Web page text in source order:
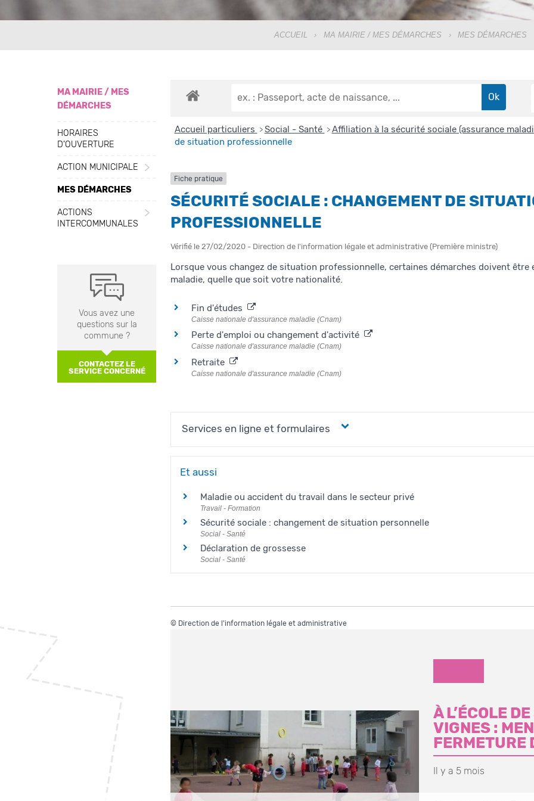
ACCUEIL › MA MAIRIE / MES DÉMARCHES › MES DÉMARCHES
MA MAIRIE / MES
DÉMARCHES
HORAIRES
D’OUVERTURE
ACTION MUNICIPALE
MES DÉMARCHES
ACTIONS
INTERCOMMUNALES
Vous avez une
questions sur la
commune ?
CONTACTEZ LE
SERVICE CONCERNÉ
Accueil particuliers > Social - Santé > Affiliation à la sécurité sociale (assurance
de situation professionnelle
Fiche pratique
SÉCURITÉ SOCIALE : CHANGEMENT DE
PROFESSIONNELLE
Vérifié le 27/02/2020 - Direction de l'information légale et administrative (Première ministre)
Lorsque vous changez de situation professionnelle, certaines démarches doivent être
maladie, quelle que soit votre nationalité.
Fin d'études
Caisse nationale d'assurance maladie (Cnam)
Perte d'emploi ou changement d'activité
Caisse nationale d'assurance maladie (Cnam)
Retraite
Caisse nationale d'assurance maladie (Cnam)
Services en ligne et formulaires
Et aussi
Maladie ou accident du travail dans le secteur privé
Travail - Formation
Sécurité sociale : changement de situation personnelle
Social - Santé
Déclaration de grossesse
Social - Santé
© Direction de l'information légale et administrative
À L’ÉCOLE
VIGNES :
FERMETURE
Il y a 5 mois